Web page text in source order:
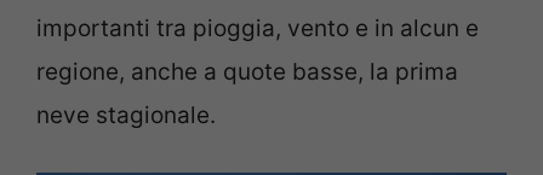
importanti tra pioggia, vento e in alcun e
regione, anche a quote basse, la prima
neve stagionale.